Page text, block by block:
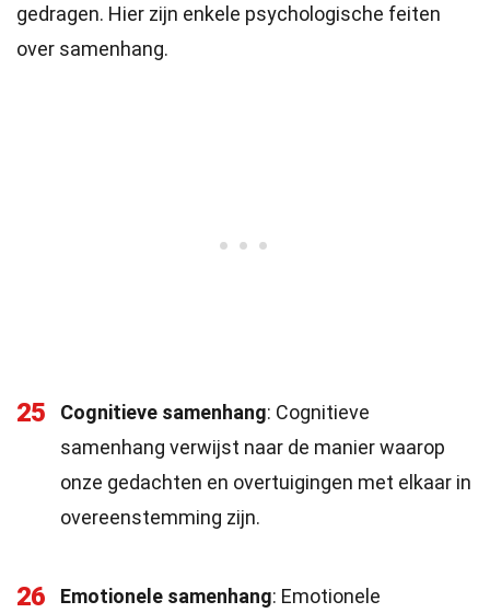
gedragen. Hier zijn enkele psychologische feiten
over samenhang.
25 Cognitieve samenhang: Cognitieve
samenhang verwijst naar de manier waarop
onze gedachten en overtuigingen met elkaar in
overeenstemming zijn.
26 Emotionele samenhang: Emotionele